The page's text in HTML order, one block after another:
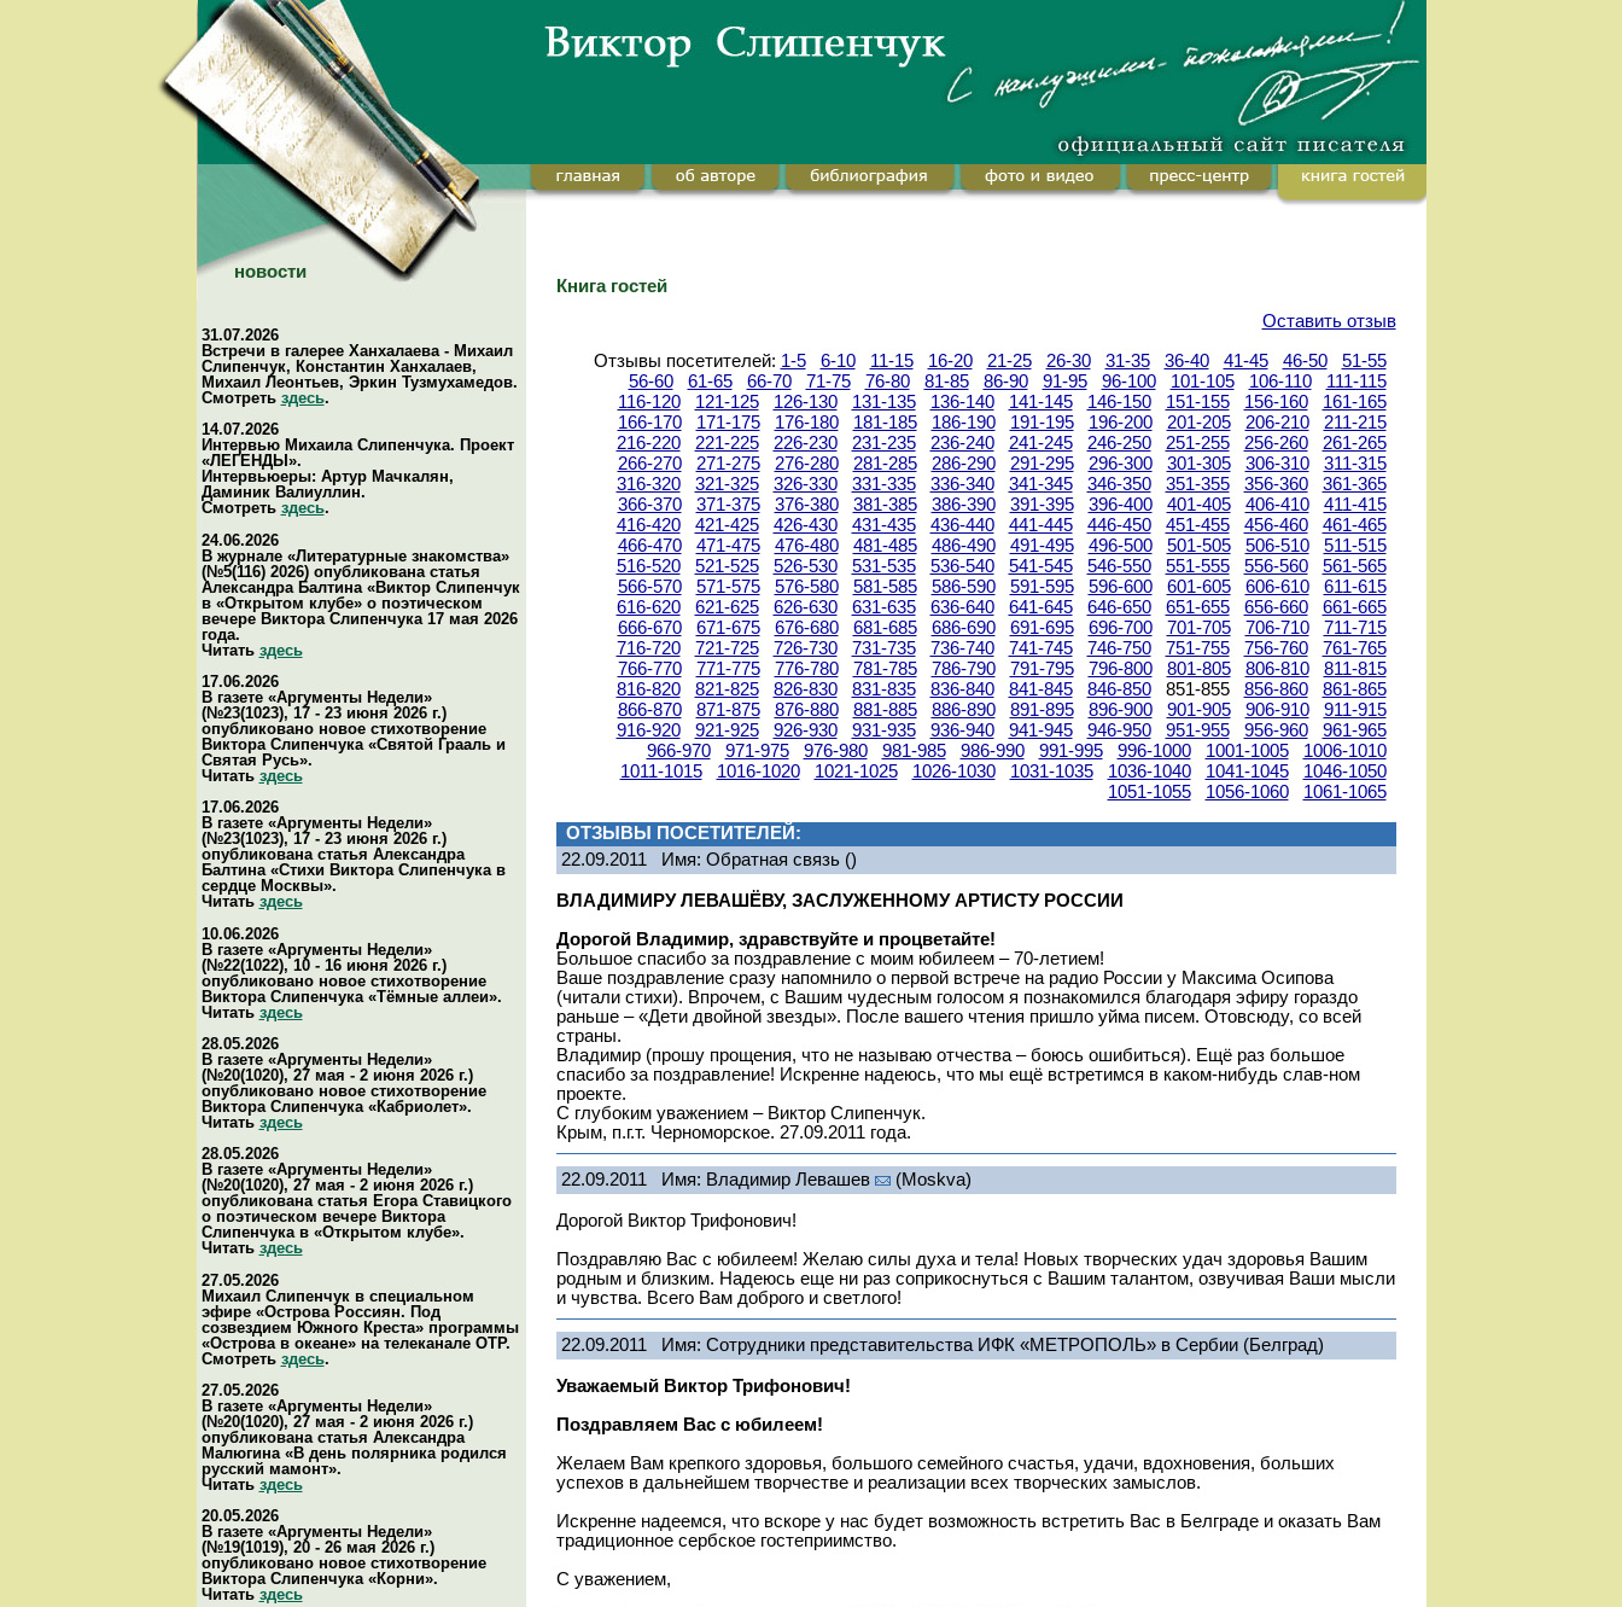
новости
31.07.2026
Встречи в галерее Ханхалаева - Михаил
Слипенчук, Константин Ханхалаев,
Михаил Леонтьев, Эркин Тузмухамедов.
Смотреть здесь.
14.07.2026
Интервью Михаила Слипенчука. Проект
«ЛЕГЕНДЫ».
Интервьюеры: Артур Мачкалян,
Даминик Валиуллин.
Смотреть здесь.
24.06.2026
В журнале «Литературные знакомства»
(№5(116) 2026) опубликована статья
Александра Балтина «Виктор Слипенчук
в «Открытом клубе» о поэтическом
вечере Виктора Слипенчука 17 мая 2026
года.
Читать здесь
17.06.2026
В газете «Аргументы Недели»
(№23(1023), 17 - 23 июня 2026 г.)
опубликовано новое стихотворение
Виктора Слипенчука «Святой Грааль и
Святая Русь».
Читать здесь
17.06.2026
В газете «Аргументы Недели»
(№23(1023), 17 - 23 июня 2026 г.)
опубликована статья Александра
Балтина «Стихи Виктора Слипенчука в
сердце Москвы».
Читать здесь
10.06.2026
В газете «Аргументы Недели»
(№22(1022), 10 - 16 июня 2026 г.)
опубликовано новое стихотворение
Виктора Слипенчука «Тёмные аллеи».
Читать здесь
28.05.2026
В газете «Аргументы Недели»
(№20(1020), 27 мая - 2 июня 2026 г.)
опубликовано новое стихотворение
Виктора Слипенчука «Кабриолет».
Читать здесь
28.05.2026
В газете «Аргументы Недели»
(№20(1020), 27 мая - 2 июня 2026 г.)
опубликована статья Егора Ставицкого
о поэтическом вечере Виктора
Слипенчука в «Открытом клубе».
Читать здесь
27.05.2026
Михаил Слипенчук в специальном
эфире «Острова Россиян. Под
созвездием Южного Креста» программы
«Острова в океане» на телеканале ОТР.
Смотреть здесь.
27.05.2026
В газете «Аргументы Недели»
(№20(1020), 27 мая - 2 июня 2026 г.)
опубликована статья Александра
Малюгина «В день полярника родился
русский мамонт».
Читать здесь
20.05.2026
В газете «Аргументы Недели»
(№19(1019), 20 - 26 мая 2026 г.)
опубликовано новое стихотворение
Виктора Слипенчука «Корни».
Читать здесь
Книга гостей
Оставить отзыв
Отзывы посетителей: 1-5 6-10 11-15 16-20 21-25 26-30 31-35 36-40 41-45 46-50
51-55
56-60
61-65 66-70 71-75 76-80 81-85 86-90 91-95 96-100 101-105 106-110
111-115
116-120
121-125 126-130 131-135 136-140 141-145 146-150 151-155 156-160
161-165
166-170
171-175 176-180 181-185 186-190 191-195 196-200 201-205 206-210
211-215
216-220
221-225 226-230 231-235 236-240 241-245 246-250 251-255 256-260
261-265
266-270
271-275 276-280 281-285 286-290 291-295 296-300 301-305 306-310
311-315
316-320
321-325 326-330 331-335 336-340 341-345 346-350 351-355 356-360
361-365
366-370
371-375 376-380 381-385 386-390 391-395 396-400 401-405 406-410
411-415
416-420
421-425 426-430 431-435 436-440 441-445 446-450 451-455 456-460
461-465
466-470
471-475 476-480 481-485 486-490 491-495 496-500 501-505 506-510
511-515
516-520
521-525 526-530 531-535 536-540 541-545 546-550 551-555 556-560
561-565
566-570
571-575 576-580 581-585 586-590 591-595 596-600 601-605 606-610
611-615
616-620
621-625 626-630 631-635 636-640 641-645 646-650 651-655 656-660
661-665
666-670
671-675 676-680 681-685 686-690 691-695 696-700 701-705 706-710
711-715
716-720
721-725 726-730 731-735 736-740 741-745 746-750 751-755 756-760
761-765
766-770
771-775 776-780 781-785 786-790 791-795 796-800 801-805 806-810
811-815
816-820
821-825 826-830 831-835 836-840 841-845 846-850 851-855 856-860
861-865
866-870
871-875 876-880 881-885 886-890 891-895 896-900 901-905 906-910
911-915
916-920
921-925 926-930 931-935 936-940 941-945 946-950 951-955 956-960
961-965
966-970
971-975 976-980 981-985 986-990 991-995 996-1000 1001-1005
1006-1010
1011-1015
1016-1020 1021-1025 1026-1030 1031-1035 1036-1040 1041-1045
1046-1050
1051-1055
1056-1060 1061-1065
ОТЗЫВЫ ПОСЕТИТЕЛЕЙ:
22.09.2011
Имя: Обратная связь()
ВЛАДИМИРУ ЛЕВАШЁВУ, ЗАСЛУЖЕННОМУ АРТИСТУ РОССИИ
Дорогой Владимир, здравствуйте и процветайте!
Большое спасибо за поздравление с моим юбилеем – 70-летием!
Ваше поздравление сразу напомнило о первой встрече на радио России у Максима Осипова
(читали стихи). Впрочем, с Вашим чудесным голосом я познакомился благодаря эфиру гораздо
раньше – «Дети двойной звезды». После вашего чтения пришло уйма писем. Отовсюду, со всей
страны.
Владимир (прошу прощения, что не называю отчества – боюсь ошибиться). Ещё раз большое
спасибо за поздравление! Искренне надеюсь, что мы ещё встретимся в каком-нибудь слав-ном
проекте.
С глубоким уважением – Виктор Слипенчук.
Крым, п.г.т. Черноморское. 27.09.2011 года.
22.09.2011 Имя: Владимир Левашев (Moskva)
Дорогой Виктор Трифонович!
Поздравляю Вас с юбилеем! Желаю силы духа и тела! Новых творческих удач здоровья Вашим
родным и близким. Надеюсь еще ни раз соприкоснуться с Вашим талантом, озвучивая Ваши мысли
и чувства. Всего Вам доброго и светлого!
22.09.2011 Имя: Сотрудники представительства ИФК «МЕТРОПОЛЬ» в Сербии(Белград)
Уважаемый Виктор Трифонович!
Поздравляем Вас с юбилеем!
Желаем Вам крепкого здоровья, большого семейного счастья, удачи, вдохновения, больших
успехов в дальнейшем творчестве и реализации всех творческих замыслов.
Искренне надеемся, что вскоре у нас будет возможность встретить Вас в Белграде и оказать Вам
традиционное сербское гостеприимство.
С уважением,